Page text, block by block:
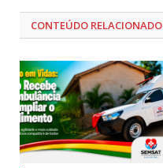
CONTEÚDO RELACIONADO